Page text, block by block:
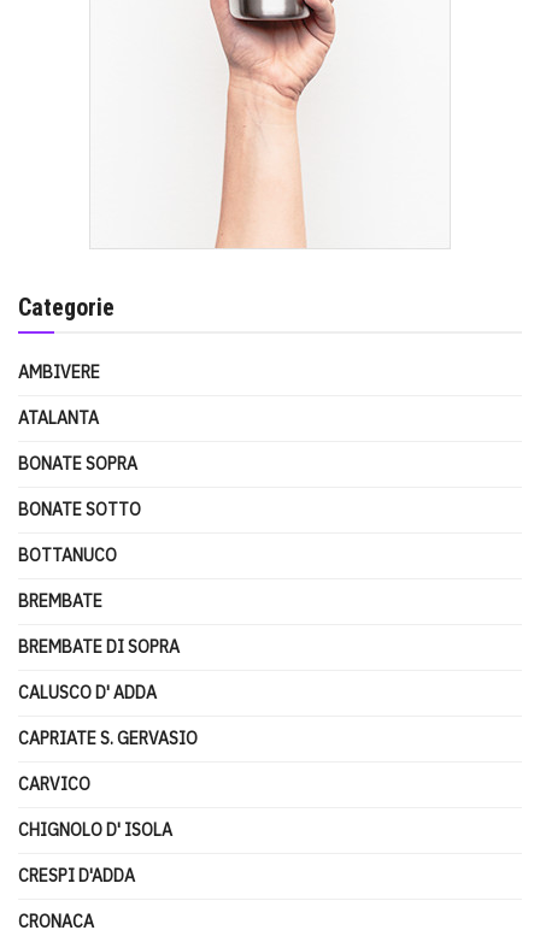
Categorie
AMBIVERE
ATALANTA
BONATE SOPRA
BONATE SOTTO
BOTTANUCO
BREMBATE
BREMBATE DI SOPRA
CALUSCO D' ADDA
CAPRIATE S. GERVASIO
CARVICO
CHIGNOLO D' ISOLA
CRESPI D'ADDA
CRONACA